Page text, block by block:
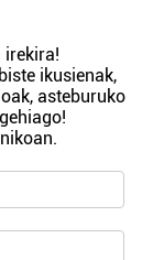
irekira!
ikusienak,
asteburuko